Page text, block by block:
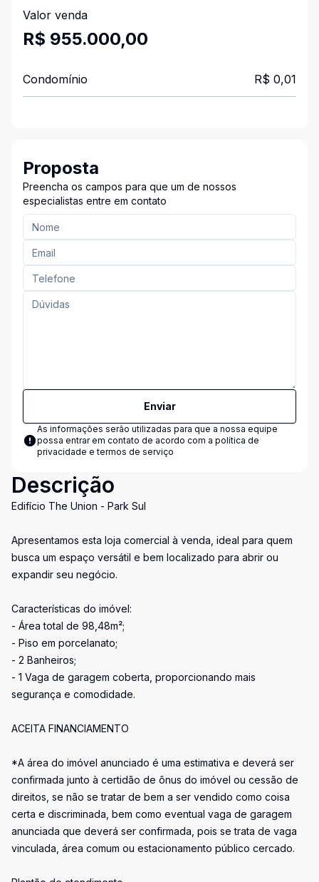
Valor venda
R$ 955.000,00
Condomínio R$ 0,01
Proposta
Preencha os campos para que um de nossos
especialistas entre em contato
Enviar
As informações serão utilizadas para que a nossa equipe
possa entrar em contato de acordo com a política de
privacidade e termos de serviço
Descrição
Edifício The Union - Park Sul
Apresentamos esta loja comercial à venda, ideal para quem
busca um espaço versátil e bem localizado para abrir ou
expandir seu negócio.
Características do imóvel:
- Área total de 98,48m²;
- Piso em porcelanato;
- 2 Banheiros;
- 1 Vaga de garagem coberta, proporcionando mais
segurança e comodidade.
ACEITA FINANCIAMENTO
*A área do imóvel anunciado é uma estimativa e deverá ser
confirmada junto à certidão de ônus do imóvel ou cessão de
direitos, se não se tratar de bem a ser vendido como coisa
certa e discriminada, bem como eventual vaga de garagem
anunciada que deverá ser confirmada, pois se trata de vaga
vinculada, área comum ou estacionamento público cercado.